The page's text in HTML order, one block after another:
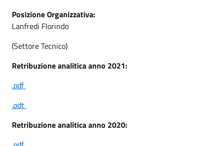
Posizione Organizzativa:
Lanfredi Florindo
(Settore Tecnico)
Retribuzione analitica anno 2021:
.pdf
.odt
Retribuzione analitica anno 2020: